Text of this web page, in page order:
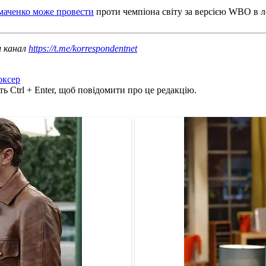
може провести проти чемпіона світу за версією WBO в
канал https://t.me/korrespondentnet
Ctrl + Enter, щоб повідомити про це редакцію.